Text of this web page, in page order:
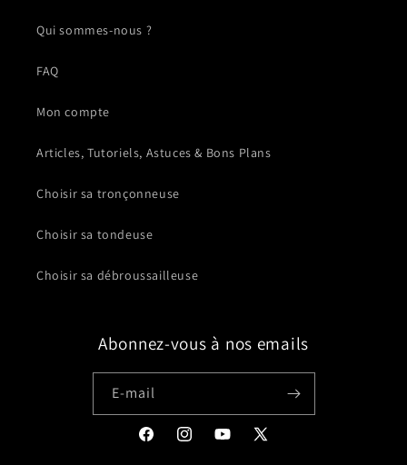
Qui sommes-nous ?
FAQ
Mon compte
Articles, Tutoriels, Astuces & Bons Plans
Choisir sa tronçonneuse
Choisir sa tondeuse
Choisir sa débroussailleuse
Abonnez-vous à nos emails
E-mail
FacebookInstagramYouTube
X